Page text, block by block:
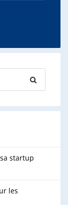
startup
les